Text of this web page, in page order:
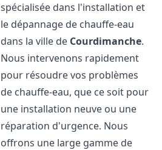
spécialisée dans l'installation et
le dépannage de chauffe-eau
dans la ville de Courdimanche.
Nous intervenons rapidement
pour résoudre vos problèmes
de chauffe-eau, que ce soit pour
une installation neuve ou une
réparation d'urgence. Nous
offrons une large gamme de